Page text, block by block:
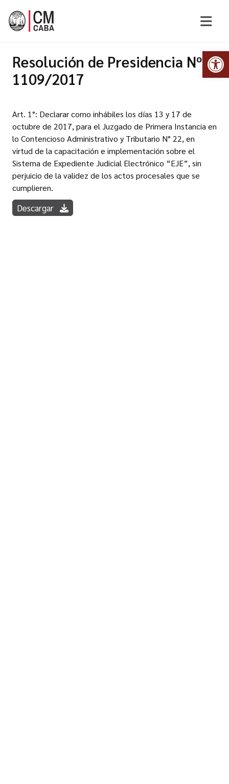
Resolución de Presidencia Nº
1109/2017
Art. 1°: Declarar como inhábiles los días 13 y 17 de
octubre de 2017, para el Juzgado de Primera Instancia en
lo Contencioso Administrativo y Tributario N° 22, en
virtud de la capacitación e implementación sobre el
Sistema de Expediente Judicial Electrónico “EJE”, sin
perjuicio de la validez de los actos procesales que se
cumplieren.
Descargar